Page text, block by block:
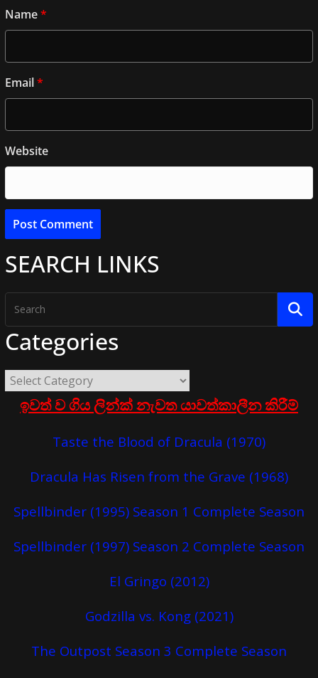
Name*
Email*
Website
SEARCH LINKS
Categories
ඉවත් ව ගිය ලින්ක් නැවත යාවත්කාලීන කිරීම්
Taste the Blood of Dracula (1970)
Dracula Has Risen from the Grave (1968)
Spellbinder (1995) Season 1 Complete Season
Spellbinder (1997) Season 2 Complete Season
El Gringo (2012)
Godzilla vs. Kong (2021)
The Outpost Season 3 Complete Season